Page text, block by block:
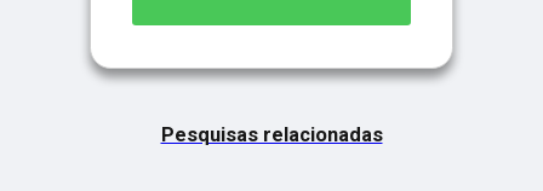
Pesquisas relacionadas